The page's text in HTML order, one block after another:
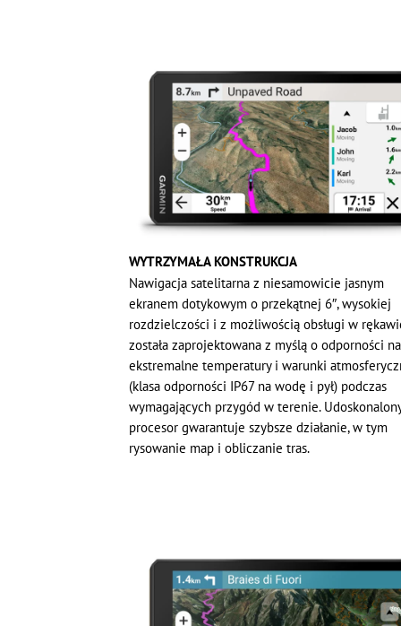
WYTRZYMAŁA KONSTRUKCJA
Nawigacja satelitarna z niesamowicie jasnym
ekranem dotykowym o przekątnej 6″, wysokiej
rozdzielczości i z możliwością obsługi w
została zaprojektowana z myślą o odporności na
ekstremalne temperatury i warunki
(klasa odporności IP67 na wodę i pył) podczas
wymagających przygód w terenie.
procesor gwarantuje szybsze działanie, w tym
rysowanie map i obliczanie tras.